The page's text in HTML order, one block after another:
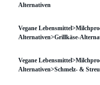
Alternativen
Vegane
Alternativen>Grillkäse-
Vegane
Alternativen>Schmelz- &